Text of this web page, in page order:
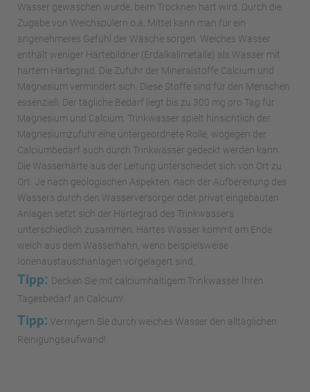
Wasser gewaschen wurde, beim Trocknen hart wird. Durch die
Zugabe von Weichspülern o.ä. Mittel kann man für ein
angenehmeres Gefühl der Wäsche sorgen. Weiches Wasser
enthält weniger Härtebildner (Erdalkalimetalle) als Wasser mit
hartem Härtegrad. Die Zufuhr der Mineralstoffe Calcium und
Magnesium vermindert sich. Diese Stoffe sind für den Menschen
essenziell. Der tägliche Bedarf liegt bis zu 300 mg pro Tag für
Magnesium und Calcium. Trinkwasser spielt hinsichtlich der
Magnesiumzufuhr eine untergeordnete Rolle, wogegen der
Calciumbedarf auch durch Trinkwasser gedeckt werden kann.
Die Wasserhärte aus der Leitung unterscheidet sich von Ort zu
Ort. Je nach geologischen Aspekten, nach der Aufbereitung des
Wassers durch den Wasserversorger oder privat eingebauten
Anlagen setzt sich der Härtegrad des Trinkwassers
unterschiedlich zusammen. Hartes Wasser kommt am Ende
weich aus dem Wasserhahn, wenn beispielsweise
Ionenaustauschanlagen vorgelagert sind.
Tipp: Decken Sie mit calciumhaltigem Trinkwasser Ihren
Tagesbedarf an Calcium!
Tipp: Verringern Sie durch weiches Wasser den alltäglichen
Reinigungsaufwand!